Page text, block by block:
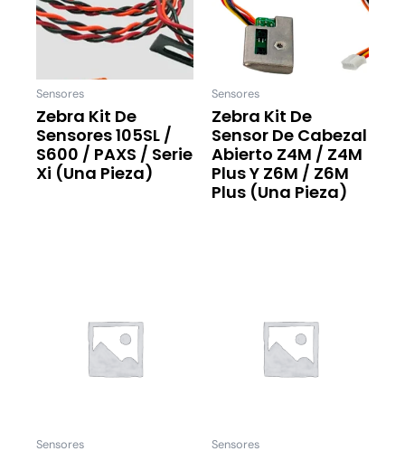
Sensores
Zebra Kit De
Sensores 105SL /
S600 / PAXS / Serie
Xi (una Pieza)
Sensores
Zebra Kit De
Sensor De Cabezal
Abierto Z4M / Z4M
Plus Y Z6M / Z6M
Plus (una Pieza)
Sensores Sensores